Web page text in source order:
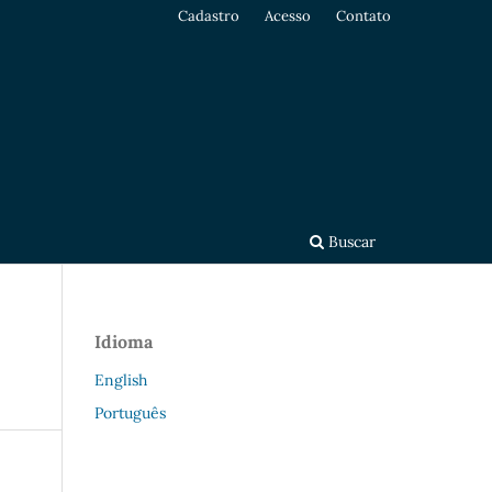
Buscar
Cadastro Acesso Contato
Idioma
English
Português